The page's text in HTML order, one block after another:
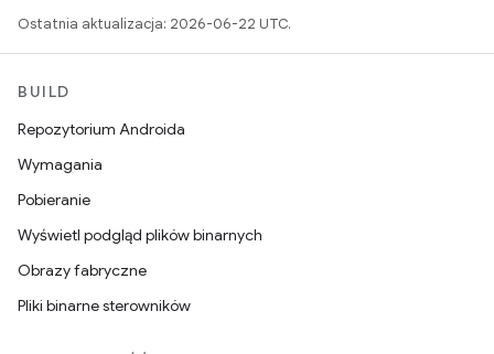
Ostatnia aktualizacja: 2026-06-22 UTC.
BUILD
Repozytorium Androida
Wymagania
Pobieranie
Wyświetl podgląd plików binarnych
Obrazy fabryczne
Pliki binarne sterowników